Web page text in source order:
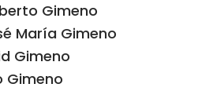
Gimeno
María Gimeno
Gimeno
Gimeno